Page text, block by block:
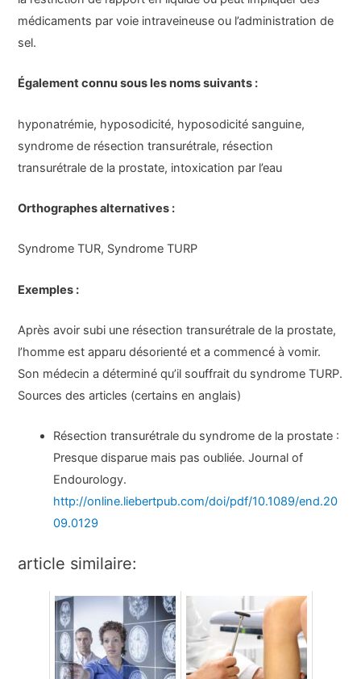
médicaments par voie intraveineuse ou l’administration de
sel.
Également connu sous les noms suivants :
hyponatrémie, hyposodicité, hyposodicité sanguine,
syndrome de résection transurétrale, résection
transurétrale de la prostate, intoxication par l’eau
Orthographes alternatives :
Syndrome TUR, Syndrome TURP
Exemples :
Après avoir subi une résection transurétrale de la prostate,
l’homme est apparu désorienté et a commencé à vomir.
Son médecin a déterminé qu’il souffrait du syndrome TURP.
Sources des articles (certains en anglais)
Résection transurétrale du syndrome de la prostate :
Presque disparue mais pas oubliée. Journal of
Endourology.
http://online.liebertpub.com/doi/pdf/10.1089/end.20
09.0129
article similaire: